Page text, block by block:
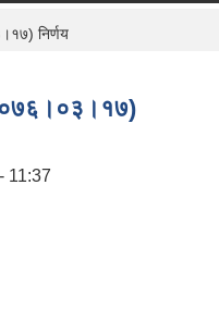
निर्णय
11:37